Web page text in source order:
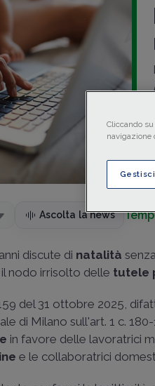
Ascolta la news
discute di natalità
nodo irrisolto delle tutele
del 31 ottobre 2025,
di Milano sull'art. 1 c.
in favore delle lavoratrici
e le collaboratrici
Cliccando
navigazione